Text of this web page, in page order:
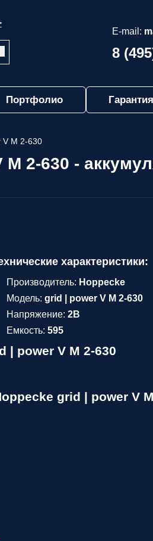
E-mail:
8
Портфолио
V M 2-630
2-630 -
характеристики:
Производитель: Hoppecke
Модель:grid | power V M 2-630
Напряжение:2В
Емкость:595
power V M 2-630
grid | power V